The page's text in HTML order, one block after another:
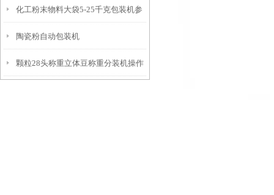
计量精准
化工粉末物料大袋5-25千克包装机参
数
陶瓷粉自动包装机
颗粒28头称重立体豆称重分装机操作